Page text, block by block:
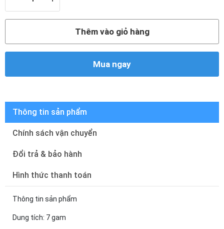
Thêm vào giỏ hàng
Mua ngay
Thông tin sản phẩm
Chính sách vận chuyển
Đổi trả & bảo hành
Hình thức thanh toán
Thông tin sản phẩm​
Dung tích: 7 gam​